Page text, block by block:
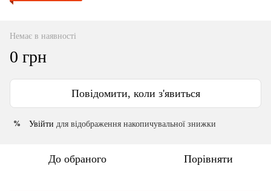
Немає в наявності
0 грн
Повідомити, коли з'явиться
% Увійти для відображення накопичувальної знижки
До обраного Порівняти